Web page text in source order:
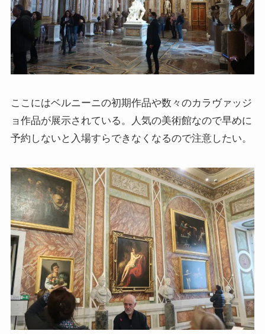
ロシアの巨人トルストイ
ロシアの文豪ツルゲーネフ
ロシアの大作家チェーホフの名作たち
ニーチェとドストエフスキー
愛すべき遍歴の騎士ドン・キホーテ
『レ・ミゼラブル』をもっと楽しむために
ブログ筆者イチオシの作家エミール・ゾラ
イギリス・ドイツ文学と歴史・文化
名作の宝庫・シェイクスピア
蜷川幸雄と現代演劇
ここにはベルニーニの初期作品や数々のカラヴァッジ
ョ作品が展示されている。人気の美術館なので早めに
予約しないと入場すらできなくなるので注意したい。